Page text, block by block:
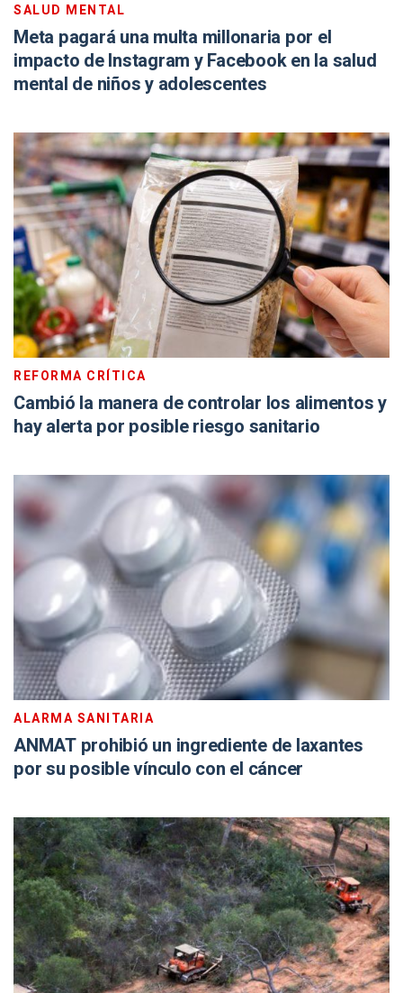
SALUD MENTAL
Meta pagará una multa millonaria por el
impacto de Instagram y Facebook en la salud
mental de niños y adolescentes
REFORMA CRÍTICA
Cambió la manera de controlar los alimentos y
hay alerta por posible riesgo sanitario
ALARMA SANITARIA
ANMAT prohibió un ingrediente de laxantes
por su posible vínculo con el cáncer